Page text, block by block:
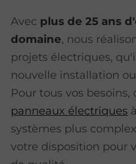
Avec plus de 25 ans
domaine, nous
projets électriques,
nouvelle installation
Pour tous vos
panneaux électriques
systèmes plus
votre disposition pour